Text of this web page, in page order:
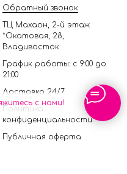
с нами!
Обратный звонок
ТЦ Махаон, 2-й этаж
*Окатовая, 28,
Владивосток
График работы: с 9:00 до
21:00
Доставка 24/7
Политика
конфиденциальности
Публичная оферта